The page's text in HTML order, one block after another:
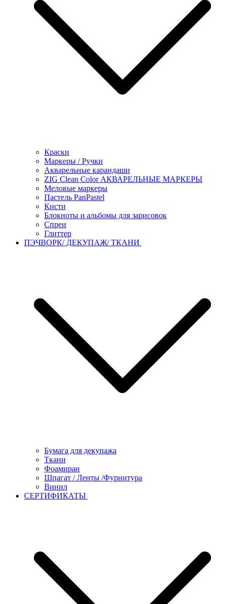
Краски
Маркеры / Ручки
Акварельные карандаши
ZIG Clean Color АКВАРЕЛЬНЫЕ МАРКЕРЫ
Меловые маркеры
Пастель PanPastel
Кисти
Блокноты и альбомы для зарисовок
Спреи
Глиттер
ПЭЧВОРК/ ДЕКУПАЖ/ ТКАНИ
Бумага для декупажа
Ткани
Фоамиран
Шпагат / Ленты /Фурнитура
Винил
СЕРТИФИКАТЫ